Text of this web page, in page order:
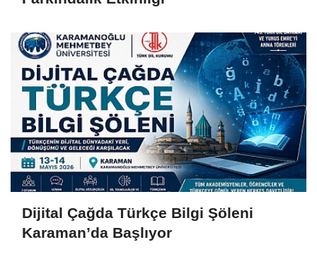
Dijital Çağda Türkçe Bilgi Şöleni
Karaman’da Başlıyor